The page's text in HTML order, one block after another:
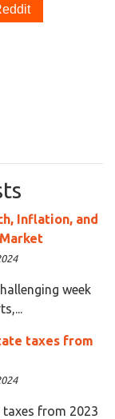
Inflation, and
week
taxes from
from 2023